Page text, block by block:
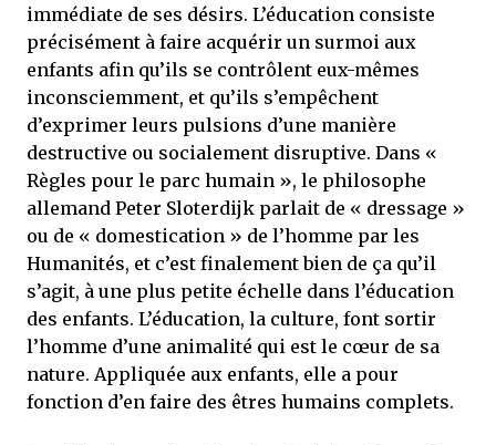
immédiate de ses désirs. L’éducation consiste
précisément à faire acquérir un surmoi aux
enfants afin qu’ils se contrôlent eux-mêmes
inconsciemment, et qu’ils s’empêchent
d’exprimer leurs pulsions d’une manière
destructive ou socialement disruptive. Dans «
Règles pour le parc humain », le philosophe
allemand Peter Sloterdijk parlait de « dressage »
ou de « domestication » de l’homme par les
Humanités, et c’est finalement bien de ça qu’il
s’agit, à une plus petite échelle dans l’éducation
des enfants. L’éducation, la culture, font sortir
l’homme d’une animalité qui est le cœur de sa
nature. Appliquée aux enfants, elle a pour
fonction d’en faire des êtres humains complets.